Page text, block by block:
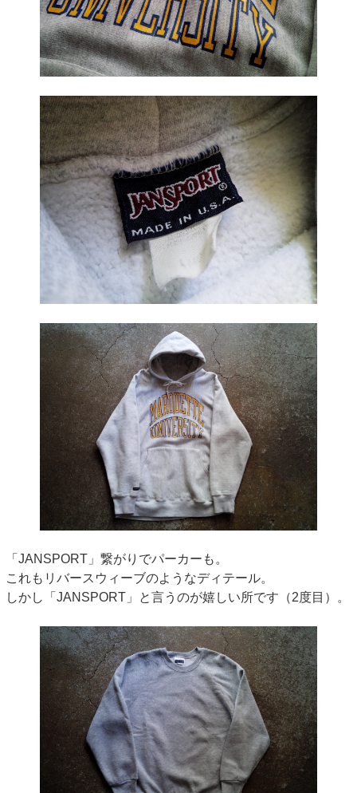
「JANSPORT」繋がりでパーカーも。
これもリバースウィーブのようなディテール。
しかし「JANSPORT」と言うのが嬉しい所です（2度目）。